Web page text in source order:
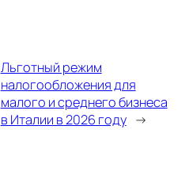
Льготный режим
налогообложения для
малого и среднего бизнеса
в Италии в 2026 году →